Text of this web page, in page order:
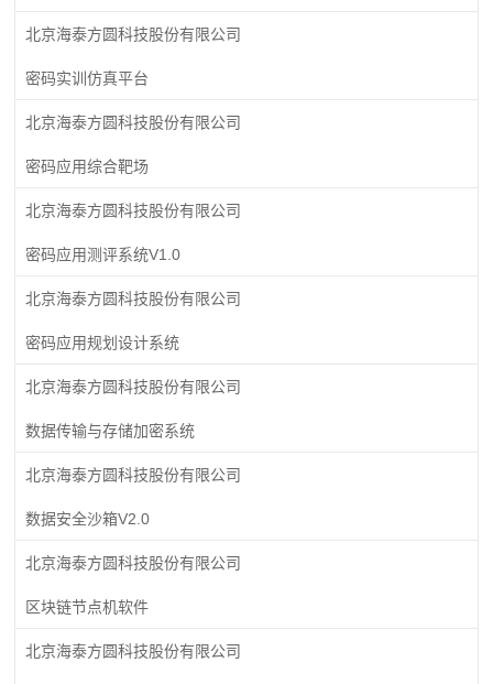
北京海泰方圆科技股份有限公司
密码实训仿真平台
北京海泰方圆科技股份有限公司
密码应用综合靶场
北京海泰方圆科技股份有限公司
密码应用测评系统V1.0
北京海泰方圆科技股份有限公司
密码应用规划设计系统
北京海泰方圆科技股份有限公司
数据传输与存储加密系统
北京海泰方圆科技股份有限公司
数据安全沙箱V2.0
北京海泰方圆科技股份有限公司
区块链节点机软件
北京海泰方圆科技股份有限公司